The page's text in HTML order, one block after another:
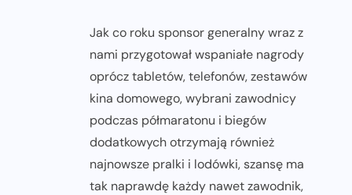
Jak co roku sponsor generalny wraz z
nami przygotował wspaniałe nagrody
oprócz tabletów, telefonów, zestawów
kina domowego, wybrani zawodnicy
podczas półmaratonu i biegów
dodatkowych otrzymają również
najnowsze pralki i lodówki, szansę ma
tak naprawdę każdy nawet zawodnik,